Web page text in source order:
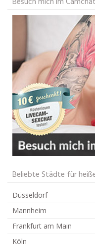
Beliebte Städte für
Düsseldorf
Mannheim
Frankfurt am Main
Köln